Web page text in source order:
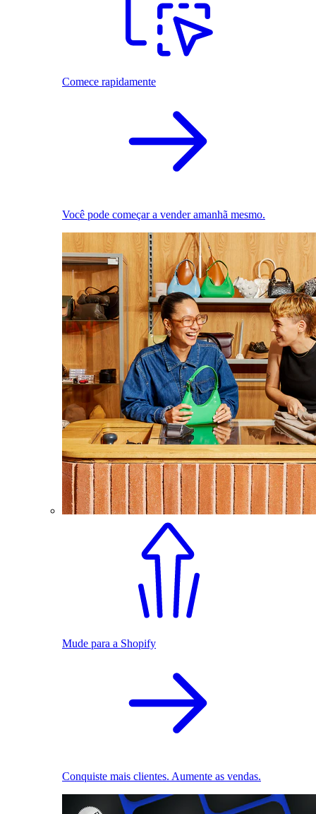
Comece rapidamente
Você pode começar a vender amanhã mesmo.
Mude para a Shopify
Conquiste mais clientes. Aumente as vendas.